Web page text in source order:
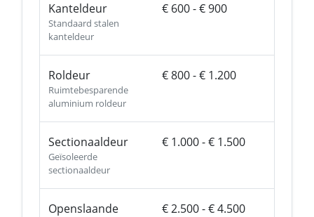
Kanteldeur
Standaard stalen
kanteldeur
€ 600 - € 900
Roldeur
Ruimtebesparende
aluminium roldeur
€ 800 - € 1.200
Sectionaaldeur
Geïsoleerde
sectionaaldeur
€ 1.000 - € 1.500
Openslaande
€ 2.500 - € 4.500